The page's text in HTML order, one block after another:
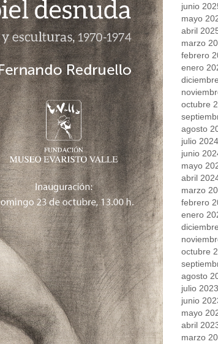
junio
mayo
abril
marzo
febrero
enero
octubre
agosto
julio 2024
junio
mayo
abril
marzo
febrero
enero
octubre
agosto
julio 2023
junio
mayo
abril
marzo